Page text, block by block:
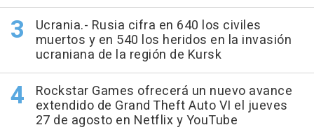
Ucrania.- Rusia cifra en 640 los civiles
muertos y en 540 los heridos en la invasión
ucraniana de la región de Kursk
Rockstar Games ofrecerá un nuevo avance
extendido de Grand Theft Auto VI el jueves
27 de agosto en Netflix y YouTube